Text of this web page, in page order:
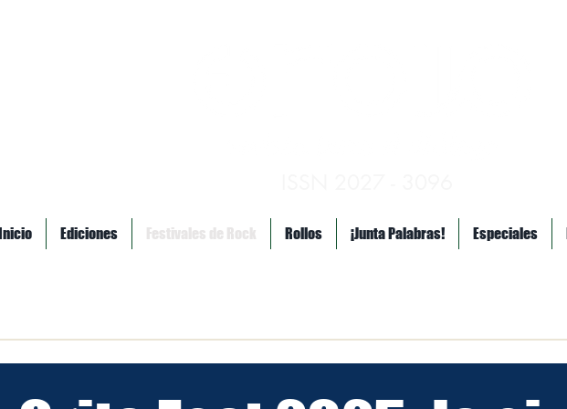
Ediciones Festivales de Rock Rollos ¡Junta Palabras! Especiales